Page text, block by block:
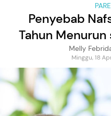
Penyebab
Tahun Menurun
Melly
Minggu, 18